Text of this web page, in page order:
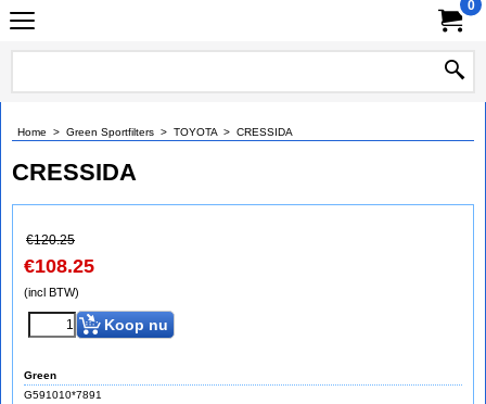
0
Home > Green Sportfilters > TOYOTA > CRESSIDA
CRESSIDA
€120.25
€108.25
(incl BTW)
Koop nu
Green
G591010*7891